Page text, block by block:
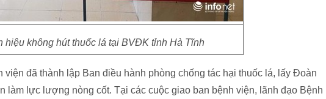
hiệu không hút thuốc lá tại BVĐK tỉnh Hà Tĩnh
đã thành lập Ban điều hành phòng chống tác hại thuốc lá, lấy Đoàn
làm lực lượng nòng cốt. Tại các cuộc giao ban bệnh viện, lãnh đạo Bệnh